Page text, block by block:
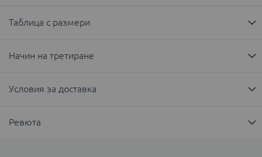
Таблица с размери
Начин на третиране
Условия за доставка
Ревюта